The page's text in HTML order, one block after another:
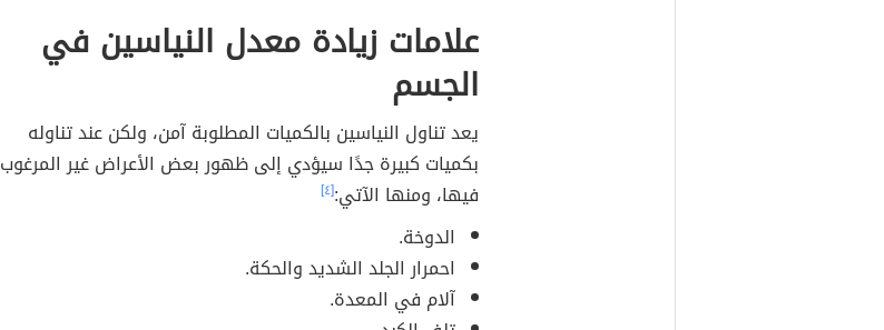
علامات زيادة معدل النياسين في
الجسم
يعد تناول النياسين بالكميات المطلوبة آمن، ولكن عند تناوله
بكميات كبيرة جدًا سيؤدي إلى ظهور بعض الأعراض غير المرغوب
فيها، ومنها الآتي:[٤]
الدوخة.
احمرار الجلد الشديد والحكة.
آلام في المعدة.